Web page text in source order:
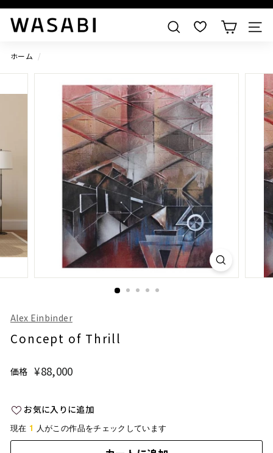
すべての作品を見る
W
S
A
B
検索
ホーム /
Alex Einbinder
Concept of Thrill
価格
通
格
¥88,000
お気に入りに追加
現在 1 人がこの作品をチェックしています